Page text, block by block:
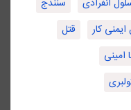
کار
قتل
امینی